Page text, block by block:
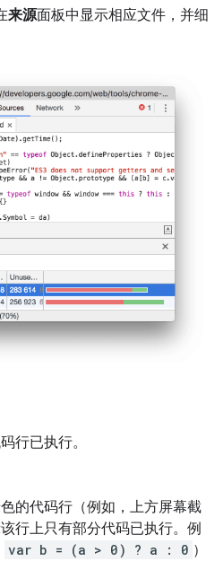
来源面板中显示相应文件，并细
行已执行。
的代码行（例如，上方屏幕截
行上只有部分代码已执行。例
var b = (a > 0) ? a : 0 ）